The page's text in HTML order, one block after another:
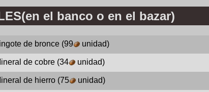
el banco o en el bazar)
de bronce(99 unidad)
de cobre(34 unidad)
de hierro(75 unidad)